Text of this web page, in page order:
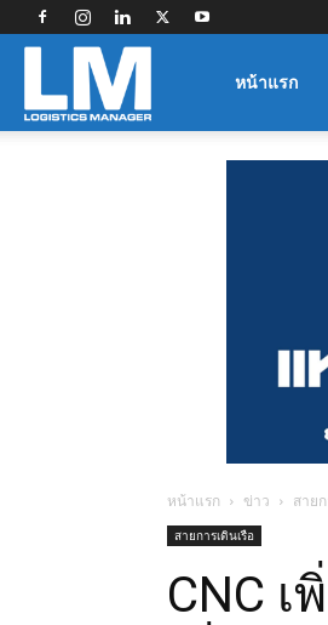
Logisticsหน้าแรก
หน้าแรก ข่าว สาย
สายการเดินเรือ
CNC